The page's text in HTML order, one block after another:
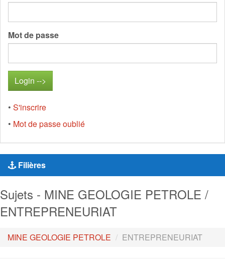
Mot de passe
• S'inscrire
• Mot de passe oublié
Filières
Sujets - MINE GEOLOGIE PETROLE /
ENTREPRENEURIAT
MINE GEOLOGIE PETROLE ENTREPRENEURIAT